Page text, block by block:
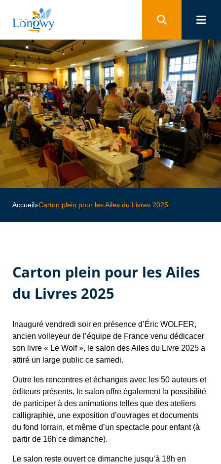
Accueil»Carton plein pour les Ailes du Livres 2025
Carton plein pour les Ailes
du Livres 2025
Inauguré vendredi soir en présence d’Éric WOLFER,
ancien volleyeur de l’équipe de France venu dédicacer
son livre « Le Wolf », le salon des Ailes du Livre 2025 a
attiré un large public ce samedi.
Outre les rencontres et échanges avec les 50 auteurs et
éditeurs présents, le salon offre également la possibilité
de participer à des animations telles que des ateliers
calligraphie, une exposition d’ouvrages et documents
du fond lorrain, et même d’un spectacle pour enfant (à
partir de 16h ce dimanche).
Le salon reste ouvert ce dimanche jusqu’à 18h en
Panneau de gestion des cookies